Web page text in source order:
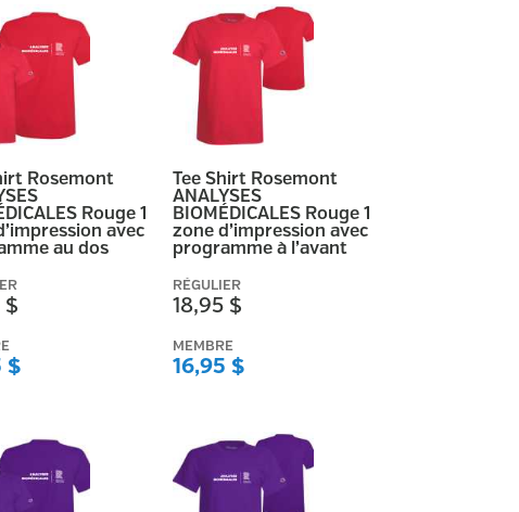
Rosemont
Rouge 1
avec
au dos
$
$
Tee Shirt Rosemont
ANALYSES
BIOMÉDICALES Rouge 1
zone d’impression avec
programme à l’avant
RÉGULIER
18,95 $
MEMBRE
16,95 $